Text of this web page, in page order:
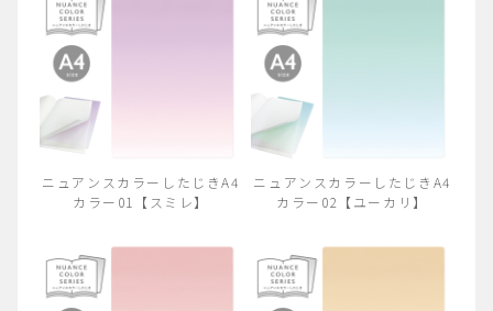
ニュアンスカラーしたじきA4
カラー01【スミレ】
ニュアンスカラーしたじきA4
カラー02【ユーカリ】